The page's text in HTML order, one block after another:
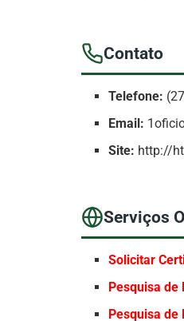
Contato
Telefone:
Email:
Site: http://
Serviços
Solicitar
Pesquisa de
Pesquisa de